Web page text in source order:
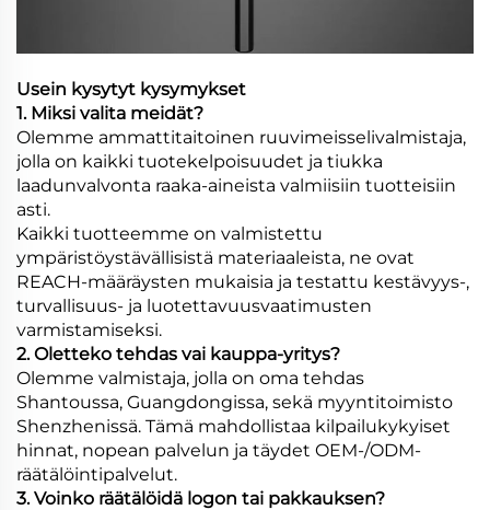
Usein kysytyt kysymykset
1. Miksi valita meidät?
Olemme ammattitaitoinen ruuvimeisselivalmistaja,
jolla on kaikki tuotekelpoisuudet ja tiukka
laadunvalvonta raaka-aineista valmiisiin tuotteisiin
asti.
Kaikki tuotteemme on valmistettu
ympäristöystävällisistä materiaaleista, ne ovat
REACH-määräysten mukaisia ja testattu kestävyys-,
turvallisuus- ja luotettavuusvaatimusten
varmistamiseksi.
2. Oletteko tehdas vai kauppa-yritys?
Olemme valmistaja, jolla on oma tehdas
Shantoussa, Guangdongissa, sekä myyntitoimisto
Shenzhenissä. Tämä mahdollistaa kilpailukykyiset
hinnat, nopean palvelun ja täydet OEM-/ODM-
räätälöintipalvelut.
3. Voinko räätälöidä logon tai pakkauksen?